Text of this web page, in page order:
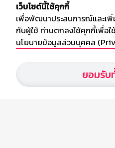
บริษัท สยามสปอร์ต ซินติเคท จำกัด
เลขที่ 66/26 - 29 ซอยรามอินทรา 40
ถนนรามอินทรา แขวงนวลจันทร์
โทร : 02-5088-000
เว็บไซต์นี้ใช้คุกกี้
เพื่อพัฒนาประสบการณ์และเพิ่
กับผู้ใช้ ท่านตกลงใช้คุกกี้เพื่อใ
นโยบายข้อมูลส่วนบุคคล
ยอมรับ